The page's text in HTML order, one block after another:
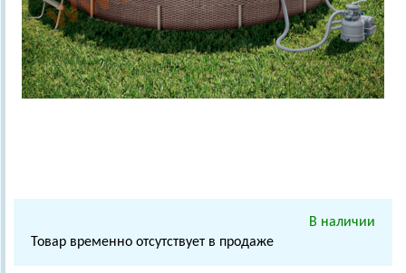
В наличии
Товар временно отсутствует в продаже